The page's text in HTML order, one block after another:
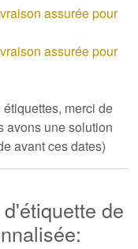
assurée pour
assurée pour
merci de
avons une solution
avant ces dates)
de